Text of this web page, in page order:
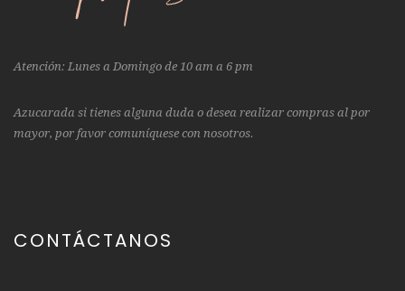
Atención: Lunes a Domingo de 10 am a 6 pm
Azucarada si tienes alguna duda o desea realizar compras al por
mayor, por favor comuníquese con nosotros.
CONTÁCTANOS